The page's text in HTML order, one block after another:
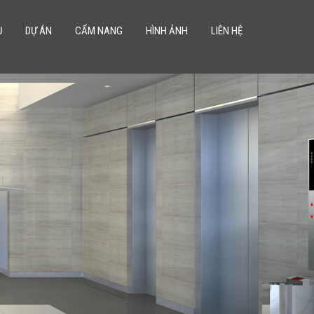
DỰ ÁN CẨM NANG HÌNH ẢNH LIÊN HỆ